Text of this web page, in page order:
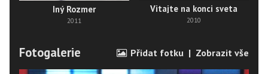
Iný Rozmer
2011
Vitajte na konci sveta
2010
Fotogalerie Přidat fotku | Zobrazit vše